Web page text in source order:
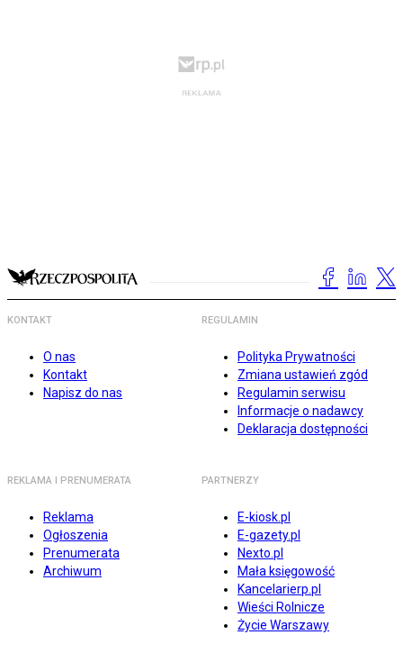
KONTAKT
O nas
Kontakt
Napisz do nas
REGULAMIN
Polityka Prywatności
Zmiana ustawień zgód
Regulamin serwisu
Informacje o nadawcy
Deklaracja dostępności
REKLAMA I PRENUMERATA
Reklama
Ogłoszenia
Prenumerata
Archiwum
PARTNERZY
E-kiosk.pl
E-gazety.pl
Nexto.pl
Mała księgowość
Kancelarierp.pl
Wieści Rolnicze
Życie Warszawy